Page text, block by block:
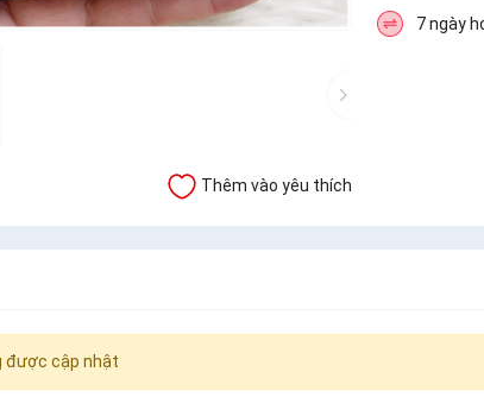
Thêm vào yêu thích
7 ngày
được cập nhật